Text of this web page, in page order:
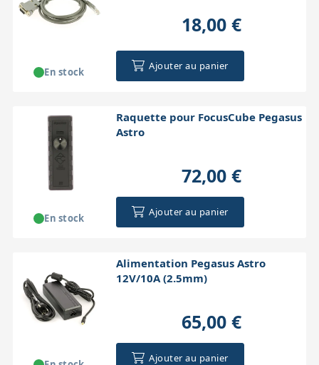
18,00 €
Ajouter au panier
En stock
Raquette pour FocusCube Pegasus
Astro
72,00 €
Ajouter au panier
En stock
Alimentation Pegasus Astro
12V/10A (2.5mm)
65,00 €
Ajouter au panier